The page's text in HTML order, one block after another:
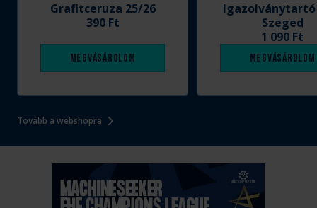
Tovább a webshopra
Grafitceruza 25/26
390 Ft
Megvásárolom
Szeged
1 090 Ft
Megvásárolom